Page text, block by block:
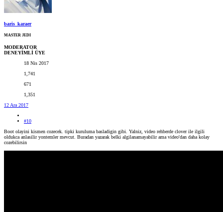
baris_karaer
MASTER JEDI
MODERATOR
DENEYİMLİ ÜYE
18 Nis 2017
1,741
671
1,351
12 Ara 2017
#10
Boot olayini kismen cozecek. tipki kuruluma basladigin gibi. Yalniz, video rehberde clover ile ilgili
oldukca anlasilir yontemler mevcut. Buradan yazarak belki algilanamayabilir ama video'dan daha kolay
cozebilirsin